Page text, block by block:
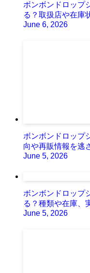
ボンボンドロップ
る？取扱店や在庫
June 6, 2026
ボンボンドロップ
向や再販情報を逃
June 5, 2026
ボンボンドロップ
る？種類や在庫、
June 5, 2026